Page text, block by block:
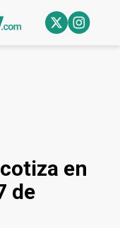
en
de